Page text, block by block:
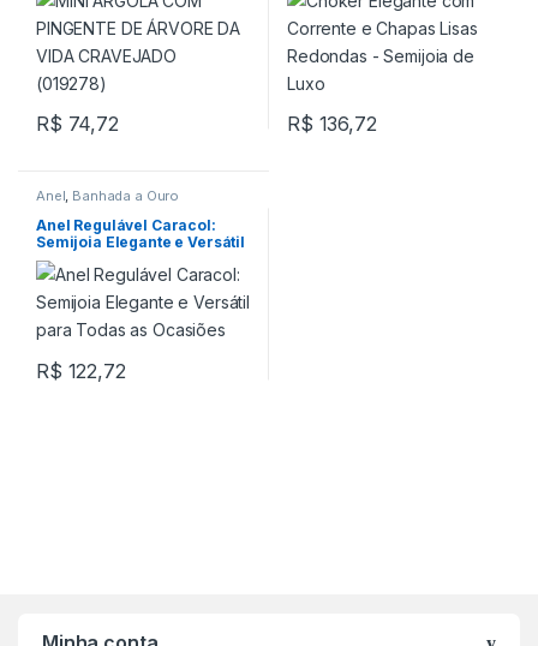
R$ 74,72 R$ 136,72
Anel, Banhada a Ouro
Anel Regulável Caracol:
Semijoia Elegante e Versátil
para Todas as Ocasiões
R$ 122,72